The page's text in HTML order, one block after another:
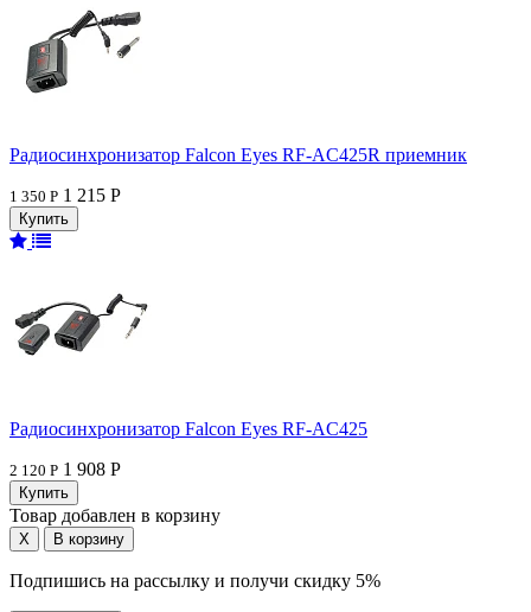
Радиосинхронизатор Falcon Eyes RF-AC425R приемник
1 350 Р 1 215 Р
Радиосинхронизатор Falcon Eyes RF-AC425
2 120 Р 1 908 Р
Товар добавлен в корзину
Подпишись на рассылку и получи скидку 5%